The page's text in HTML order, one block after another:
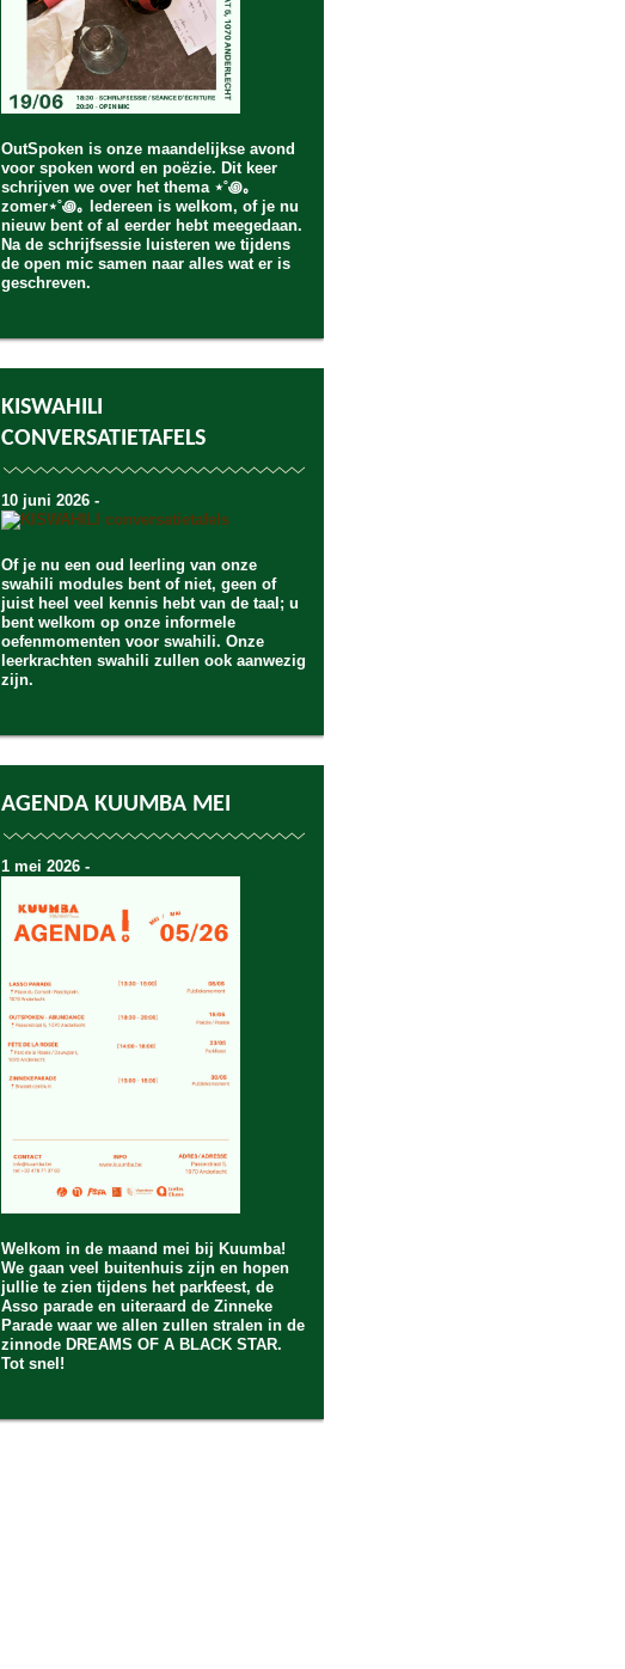
OutSpoken is onze maandelijkse avond
voor spoken word en poëzie. Dit keer
schrijven we over het thema ⋆˚꩜｡
zomer⋆˚꩜｡ Iedereen is welkom, of je nu
nieuw bent of al eerder hebt meegedaan.
Na de schrijfsessie luisteren we tijdens
de open mic samen naar alles wat er is
geschreven.
KISWAHILI
CONVERSATIETAFELS
10 juni 2026 -
Of je nu een oud leerling van onze
swahili modules bent of niet, geen of
juist heel veel kennis hebt van de taal; u
bent welkom op onze informele
oefenmomenten voor swahili. Onze
leerkrachten swahili zullen ook aanwezig
zijn.
AGENDA KUUMBA MEI
1 mei 2026 -
Welkom in de maand mei bij Kuumba!
We gaan veel buitenhuis zijn en hopen
jullie te zien tijdens het parkfeest, de
Asso parade en uiteraard de Zinneke
Parade waar we allen zullen stralen in de
zinnode DREAMS OF A BLACK STAR.
Tot snel!